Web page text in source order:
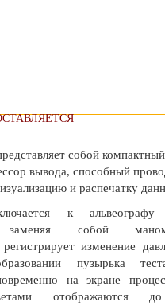
собой компактный
вывода, способный
и распечатку
к
заменяя собой
изменение
пузырька
на экране
отображаются